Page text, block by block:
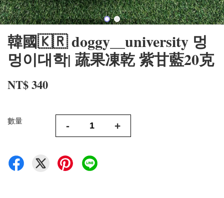
韓國🇰🇷 doggy__university 멍
멍이대학| 蔬果凍乾 紫甘藍20克
NT$ 340
數量 - +